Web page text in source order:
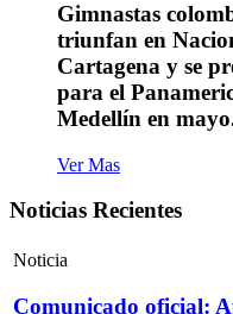
Gimnastas
triunfan en
Cartagena y se
para el
Medellín en
Ver Mas
Noticias Recientes
Noticia
Comunicado oficial: